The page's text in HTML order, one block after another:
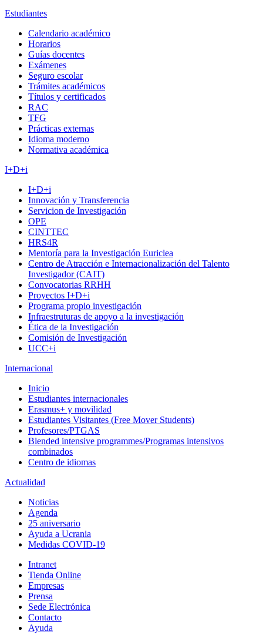
Estudiantes
Calendario académico
Horarios
Guías docentes
Exámenes
Seguro escolar
Trámites académicos
Títulos y certificados
RAC
TFG
Prácticas externas
Idioma moderno
Normativa académica
I+D+i
I+D+i
Innovación y Transferencia
Servicion de Investigación
OPE
CINTTEC
HRS4R
Mentoría para la Investigación Euriclea
Centro de Atracción e Internacionalización del Talento
Investigador (CAIT)
Convocatorias RRHH
Proyectos I+D+i
Programa propio investigación
Infraestruturas de apoyo a la investigación
Ética de la Investigación
Comisión de Investigación
UCC+i
Internacional
Inicio
Estudiantes internacionales
Erasmus+ y movilidad
Estudiantes Visitantes (Free Mover Students)
Profesores/PTGAS
Blended intensive programmes/Programas intensivos
combinados
Centro de idiomas
Actualidad
Noticias
Agenda
25 aniversario
Ayuda a Ucrania
Medidas COVID-19
Intranet
Tienda Online
Empresas
Prensa
Sede Electrónica
Contacto
Ayuda